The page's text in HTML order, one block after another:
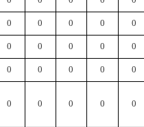
0 0 0 0 0
0 0 0 0 0
0 0 0 0 0
0 0 0 0 0